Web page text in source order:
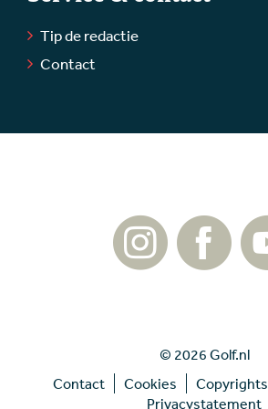
Tip de redactie
Contact
© 2026 Golf.nl
Contact
Cookies Copyrights
Privacystatement